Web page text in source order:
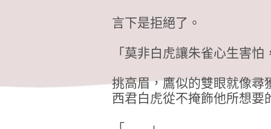
言下是拒絕了。
「莫非白虎讓朱雀心生害
挑高眉，鷹似的雙眼就像尋
西君白虎從不掩飾他所想要